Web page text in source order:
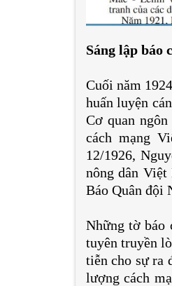
Sáng lập báo
Cuối năm
huấn luyện
Cơ quan
cách mạng
12/1926,
nông dân Việt
Báo Quân đội
Những tờ báo
tuyên truyền
tiễn cho sự ra
lượng cách